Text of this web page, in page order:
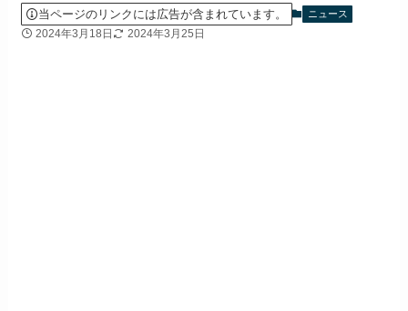
当ページのリンクには広告が含まれています。 ニュース
2024年3月18日 2024年3月25日